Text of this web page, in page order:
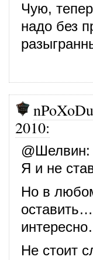
Чую,
надо без
2010:
@Шелвин:
Я и не
Но в
Не стоит